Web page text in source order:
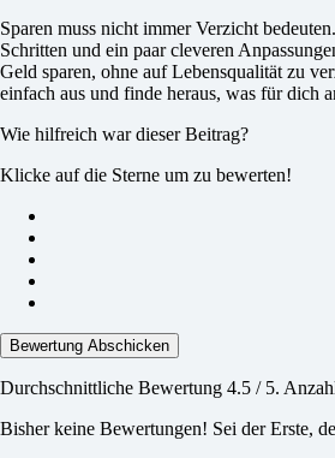
Sparen muss nicht immer Verzicht
Schritten und ein paar cleveren
Geld sparen, ohne auf Lebensqualität zu
einfach aus und finde heraus, was für dich
Wie hilfreich war dieser Beitrag?
Klicke auf die Sterne um zu bewerten!
Bewertung Abschicken
Durchschnittliche Bewertung 4.5 / 5.
Bisher keine Bewertungen! Sei der Erste,